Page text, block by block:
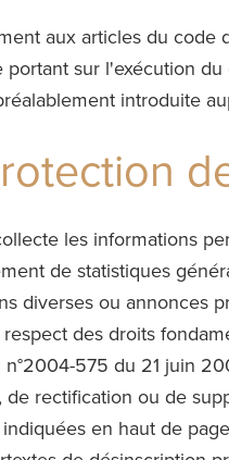
aux articles du code
portant sur l'exécution
introduite
les informations
de statistiques
diverses ou annonces
des droits
n°2004-575 du 21 juin
de rectification ou de
en haut de